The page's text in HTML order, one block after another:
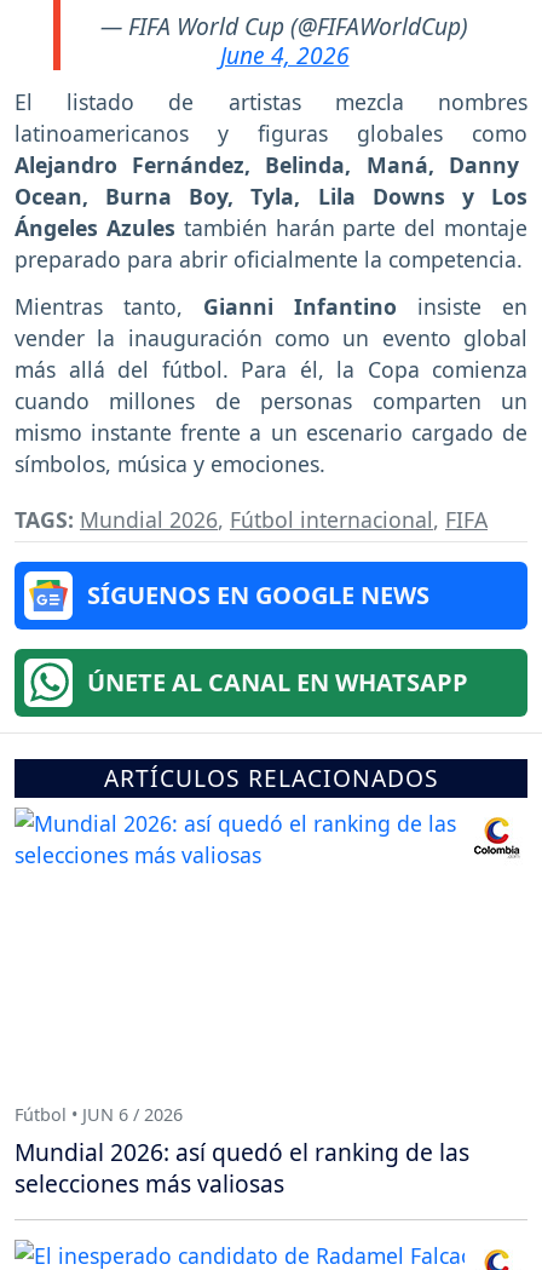
— FIFA World Cup (@FIFAWorldCup)
June 4, 2026
El listado de artistas mezcla nombres
latinoamericanos y figuras globales como
Alejandro Fernández, Belinda, Maná, Danny
Ocean, Burna Boy, Tyla, Lila Downs y Los
Ángeles Azules también harán parte del montaje
preparado para abrir oficialmente la competencia.
Mientras tanto, Gianni Infantino insiste en
vender la inauguración como un evento global
más allá del fútbol. Para él, la Copa comienza
cuando millones de personas comparten un
mismo instante frente a un escenario cargado de
símbolos, música y emociones.
TAGS: Mundial 2026, Fútbol internacional, FIFA
SÍGUENOS EN GOOGLE NEWS
ÚNETE AL CANAL EN WHATSAPP
ARTÍCULOS RELACIONADOS
Fútbol • JUN 6 / 2026
Mundial 2026: así quedó el ranking de las
selecciones más valiosas